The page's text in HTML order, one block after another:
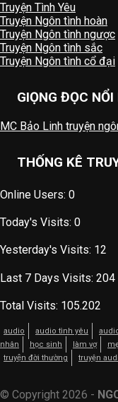
Truyện Tình Yêu
Truyện Ngôn tình hoàn
Truyện Ngôn tình ngược
Truyện Ngôn tình sắc
Truyện Ngôn tình cổ đại
GIỌNG ĐỌC
MC Bảo Linh truyện
THỐNG KÊ
Online Users: 0
Today's Visits: 0
Yesterday's Visits: 12
Last 7 Days Visits: 204
Total Visits: 105.202
audio audio tình yêu
nhân
học sinh làm vợ
truyện đời thường
truyện
© Copyright 2026 -